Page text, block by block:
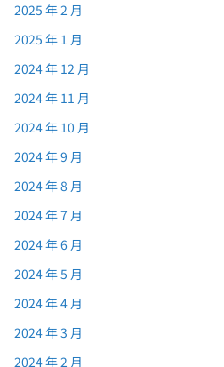
2025 年 2 月
2025 年 1 月
2024 年 12 月
2024 年 11 月
2024 年 10 月
2024 年 9 月
2024 年 8 月
2024 年 7 月
2024 年 6 月
2024 年 5 月
2024 年 4 月
2024 年 3 月
2024 年 2 月